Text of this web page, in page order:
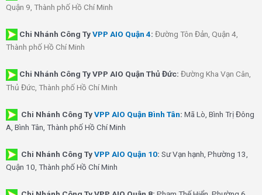
Quận 9, Thành phố Hồ Chí Minh
Chi Nhánh Công TyVPP AIO Quận 4: Đường Tôn Đản, Quận 4,
Thành phố Hồ Chí Minh
Chi Nhánh Công Ty VPP AIO Quận Thủ Đức: Đường Kha Vạn Cân,
Thủ Đức, Thành phố Hồ Chí Minh
Chi Nhánh Công TyVPP AIO Quận Bình Tân: Mã Lò, Bình Trị Đông
A, Bình Tân, Thành phố Hồ Chí Minh
Chi Nhánh Công TyVPP AIO Quận 10: Sư Vạn hạnh, Phường 13,
Quận 10, Thành phố Hồ Chí Minh